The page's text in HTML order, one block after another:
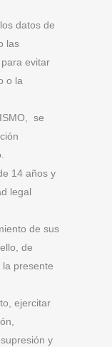
datos de
las
evitar
o la
se
14 años y
legal
de sus
de
presente
ejercitar
y